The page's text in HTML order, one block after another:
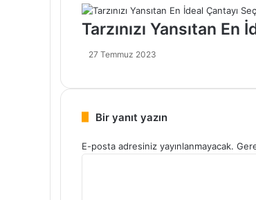
Tarzınızı Yansıtan
27 Temmuz 2023
Bir yanıt yazın
E-posta adresiniz yayınlanmayacak.